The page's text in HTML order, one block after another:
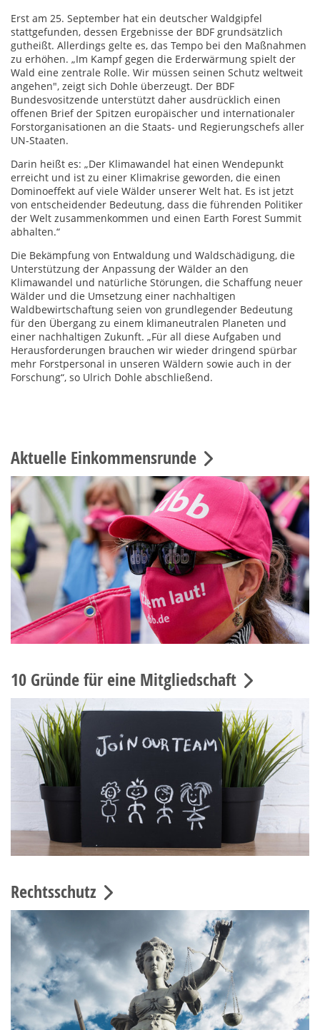
Erst am 25. September hat ein deutscher Waldgipfel
stattgefunden, dessen Ergebnisse der BDF grundsätzlich
gutheißt. Allerdings gelte es, das Tempo bei den Maßnahmen
zu erhöhen. „Im Kampf gegen die Erderwärmung spielt der
Wald eine zentrale Rolle. Wir müssen seinen Schutz weltweit
angehen", zeigt sich Dohle überzeugt. Der BDF
Bundesvositzende unterstützt daher ausdrücklich einen
offenen Brief der Spitzen europäischer und internationaler
Forstorganisationen an die Staats- und Regierungschefs aller
UN-Staaten.
Darin heißt es: „Der Klimawandel hat einen Wendepunkt
erreicht und ist zu einer Klimakrise geworden, die einen
Dominoeffekt auf viele Wälder unserer Welt hat. Es ist jetzt
von entscheidender Bedeutung, dass die führenden Politiker
der Welt zusammenkommen und einen Earth Forest Summit
abhalten.“
Die Bekämpfung von Entwaldung und Waldschädigung, die
Unterstützung der Anpassung der Wälder an den
Klimawandel und natürliche Störungen, die Schaffung neuer
Wälder und die Umsetzung einer nachhaltigen
Waldbewirtschaftung seien von grundlegender Bedeutung
für den Übergang zu einem klimaneutralen Planeten und
einer nachhaltigen Zukunft. „Für all diese Aufgaben und
Herausforderungen brauchen wir wieder dringend spürbar
mehr Forstpersonal in unseren Wäldern sowie auch in der
Forschung“, so Ulrich Dohle abschließend.
Aktuelle Einkommensrunde
10 Gründe für eine Mitgliedschaft
Rechtsschutz